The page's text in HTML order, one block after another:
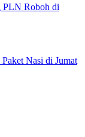
PLN Roboh di
Nasi di Jumat